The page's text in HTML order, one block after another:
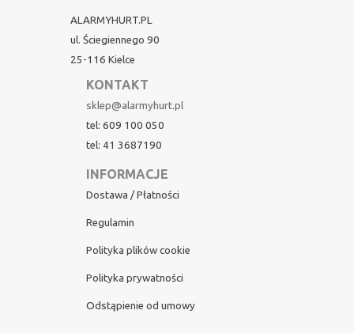
ALARMYHURT.PL
ul. Ściegiennego 90
25-116 Kielce
KONTAKT
sklep@alarmyhurt.pl
tel: 609 100 050
tel: 41 3687190
INFORMACJE
Dostawa / Płatności
Regulamin
Polityka plików cookie
Polityka prywatności
Odstąpienie od umowy